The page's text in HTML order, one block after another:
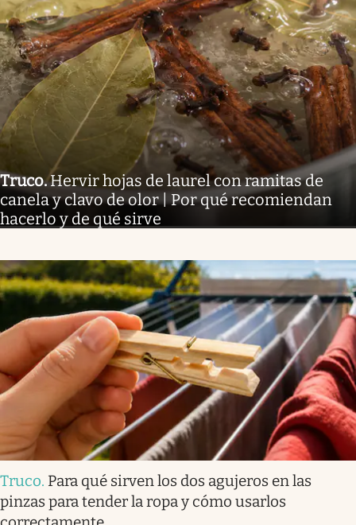
Truco.Hervir hojas de laurel con ramitas de
canela y clavo de olor | Por qué recomiendan
hacerlo y de qué sirve
Truco. Para qué sirven los dos agujeros en las
pinzas para tender la ropa y cómo usarlos